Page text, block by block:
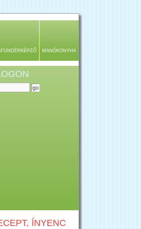
MANÓKONYHA
ÍNYENC